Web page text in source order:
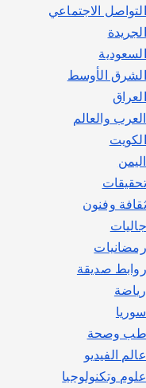
التواصل الاجتماعي
الجريدة
السعودية
الشرق الأوسط
العراق
العرب والعالم
الكويت
اليمن
تحقيقات
ثقافة وفنون
جاليات
رمضانيات
روابط صديقة
رياضة
سوريا
طب وصحة
عالم الفيديو
علوم وتكنولوجيا